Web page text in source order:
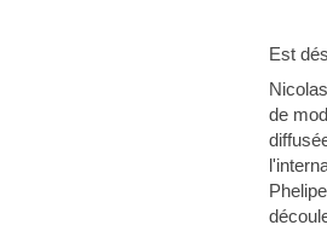
Est
de